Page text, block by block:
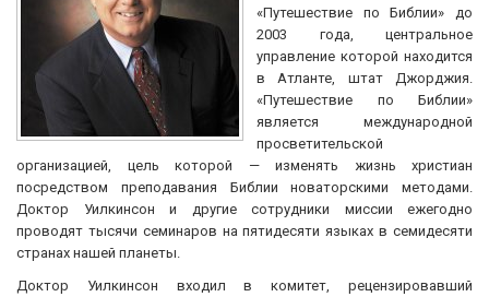
«Путешествие по Библии» до
2003 года, центральное
управление которой находится
в Атланте, штат Джорджия.
«Путешествие по Библии»
является международной
просветительской
организацией, цель которой — изменять жизнь христиан
посредством преподавания Библии новаторскими методами.
Доктор Уилкинсон и другие сотрудники миссии ежегодно
проводят тысячи семинаров на пятидесяти языках в семидесяти
странах нашей планеты.
Доктор Уилкинсон входил в комитет, рецензировавший